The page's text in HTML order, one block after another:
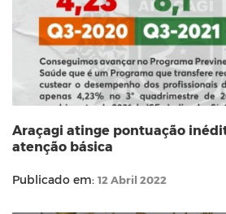
Araçagi atinge pontuação
atenção básica
Publicado em: 12 Abril 2022